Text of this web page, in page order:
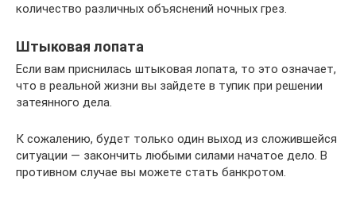
количество различных объяснений ночных грез.
Штыковая лопата
Если вам приснилась штыковая лопата, то это означает,
что в реальной жизни вы зайдете в тупик при решении
затеянного дела.
К сожалению, будет только один выход из сложившейся
ситуации — закончить любыми силами начатое дело. В
противном случае вы можете стать банкротом.